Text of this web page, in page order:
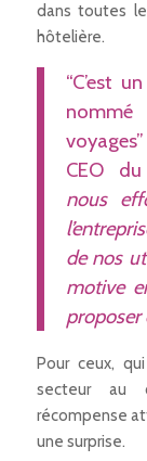
dans toutes
hôtelière.
“C’est
CEO
nous
de nos
motive
proposer
Pour ceux,
secteur au
récompense
une surprise.